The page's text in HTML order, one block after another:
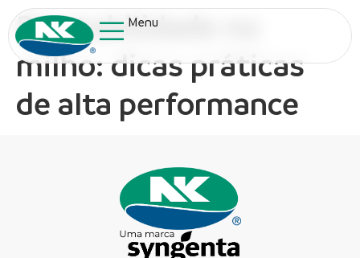
Menu
Plantabilidade no
milho: dicas práticas
de alta performance